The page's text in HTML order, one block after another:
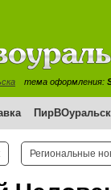
тема оформления:
ПирВОуральск
Региональные